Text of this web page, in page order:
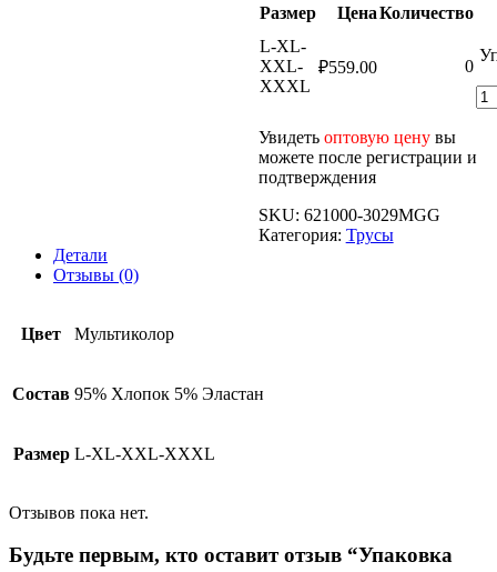
Размер ЦенаКоличество
L-XL-
XXL-
XXXL
₽559.00 0
Увидеть оптовую ценувы
можете после регистрации и
подтверждения
SKU: 621000-3029MGG
Категория: Трусы
Детали
Отзывы (0)
Цвет Мультиколор
Состав 95% Хлопок 5% Эластан
Размер L-XL-XXL-XXXL
Отзывов пока нет.
Будьте первым, кто оставит отзыв “Упаковка